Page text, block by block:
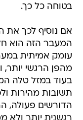
בטוחה כל כך.
אם נוסיף לכך את
המעבר הזה הוא
עומק אמיתית
מהפן הרגשי
בעוד במזל טלה
תשובות מהירות
הדורשים פעולה,